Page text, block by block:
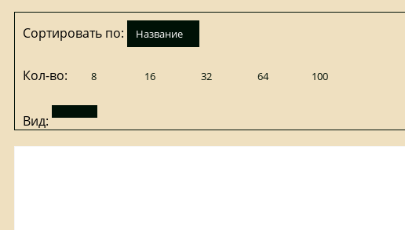
Сортировать по: название
Кол-во: 8 16 32 64 100
Вид: